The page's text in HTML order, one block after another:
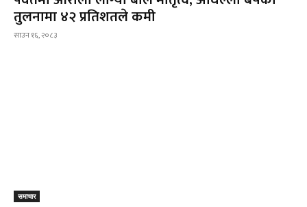
तुलनामा ४२ प्रतिशतले कमी
साउन १६, २०८३
समाचार